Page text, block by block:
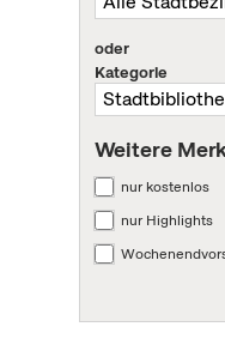
oder
Kategorie
Weitere
nur kostenlos
nur Highlights